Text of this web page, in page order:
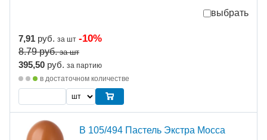
выбрать
7,91 руб. за шт -10%
8.79руб. за шт
395,50 руб. за партию
в достаточном количестве
В 105/494 Пастель Экстра Mocca